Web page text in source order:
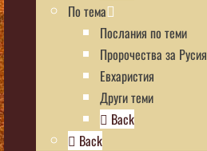
По тема
Послания по теми
Пророчества за Русия
Евхаристия
Други теми
Back
Back